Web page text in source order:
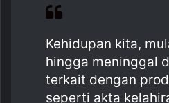
b
o
o
k
p
p
Kehidupan kita,
hingga meninggal
terkait dengan
seperti akta